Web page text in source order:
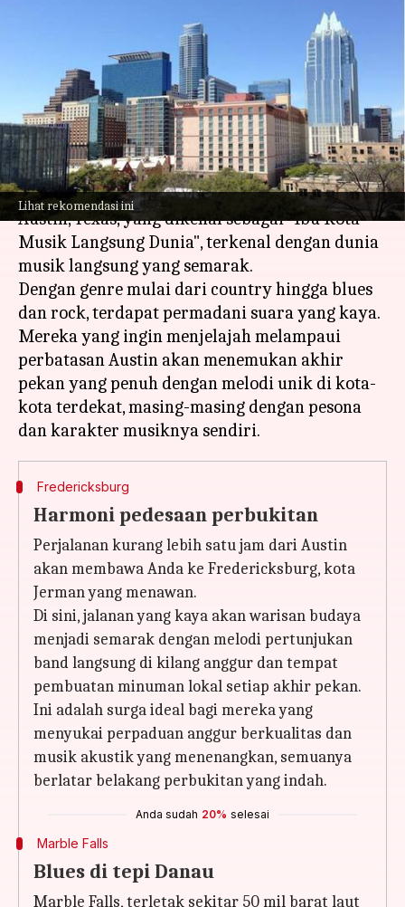
Lihat rekomendasi ini
Liburan musik langsung di
Austin layak untuk
ditambahkan ke rencana
perjalanan Anda
menulis Bob Apr 22, 2024 11:23 am
Apa ceritanya
Austin, Texas, yang dikenal sebagai "Ibu Kota
Musik Langsung Dunia", terkenal dengan dunia
musik langsung yang semarak.
Dengan genre mulai dari country hingga blues
dan rock, terdapat permadani suara yang kaya.
Mereka yang ingin menjelajah melampaui
perbatasan Austin akan menemukan akhir
pekan yang penuh dengan melodi unik di kota-
kota terdekat, masing-masing dengan pesona
Fredericksburg
Harmoni pedesaan perbukitan
Perjalanan kurang lebih satu jam dari Austin
akan membawa Anda ke Fredericksburg, kota
Jerman yang menawan.
Di sini, jalanan yang kaya akan warisan budaya
menjadi semarak dengan melodi pertunjukan
band langsung di kilang anggur dan tempat
pembuatan minuman lokal setiap akhir pekan.
Ini adalah surga ideal bagi mereka yang
menyukai perpaduan anggur berkualitas dan
musik akustik yang menenangkan, semuanya
berlatar belakang perbukitan yang indah.
Anda sudah 20% selesai
Marble Falls
Blues di tepi Danau
Marble Falls, terletak sekitar 50 mil barat laut